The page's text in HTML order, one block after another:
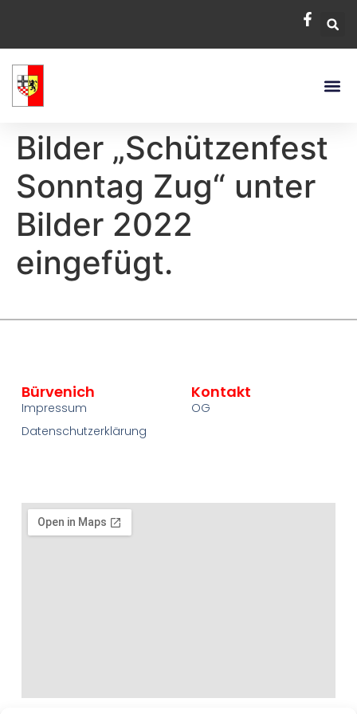
Bilder „Schützenfest
Sonntag Zug“ unter
Bilder 2022
eingefügt.
Bürvenich
Impressum
Datenschutzerklärung
Kontakt
OG